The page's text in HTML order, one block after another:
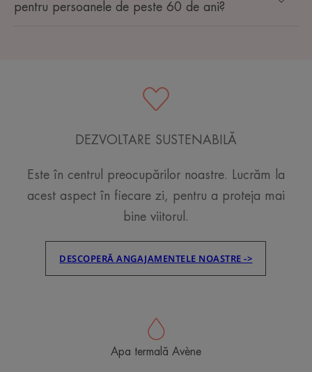
pentru persoanele de peste 60 de ani?
DEZVOLTARE SUSTENABILĂ
Este în centrul preocupărilor noastre. Lucrăm la
acest aspect în fiecare zi, pentru a proteja mai
bine viitorul.
DESCOPERĂ ANGAJAMENTELE NOASTRE ->
Apa termală Avène